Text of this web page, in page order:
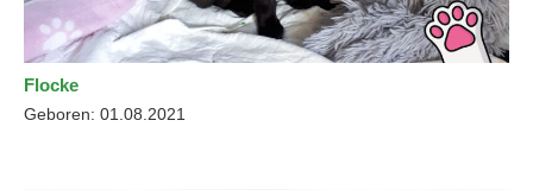
Flocke
Geboren: 01.08.2021